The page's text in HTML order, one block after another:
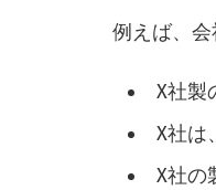
例えば、
X社製
X社は
X社の